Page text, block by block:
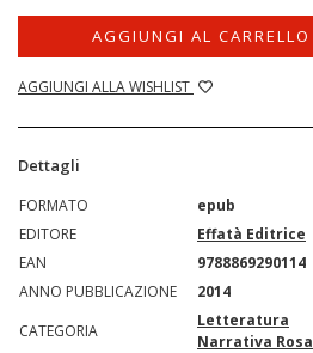
AGGIUNGI AL CARRELLO
AGGIUNGI ALLA WISHLIST
Dettagli
FORMATO
epub
EDITORE
Effatà Editrice
EAN
9788869290114
ANNO PUBBLICAZIONE
2014
CATEGORIA
Letteratura
Narrativa Rosa